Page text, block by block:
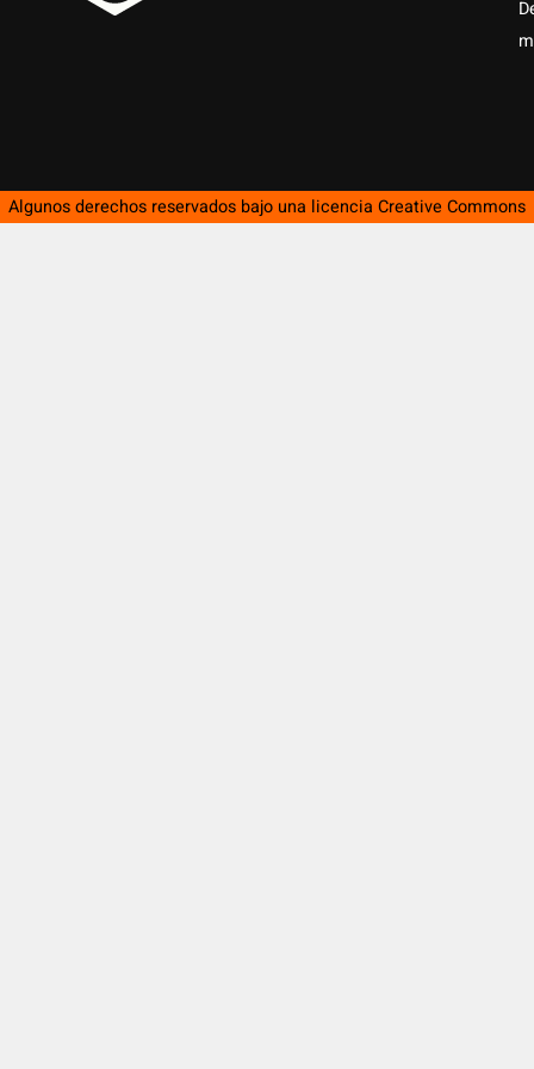
Algunos derechos reservados bajo una licencia Creative Commons